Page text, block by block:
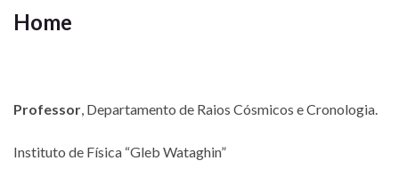
Home
Professor, Departamento de Raios Cósmicos e Cronologia.
Instituto de Física “Gleb Wataghin”